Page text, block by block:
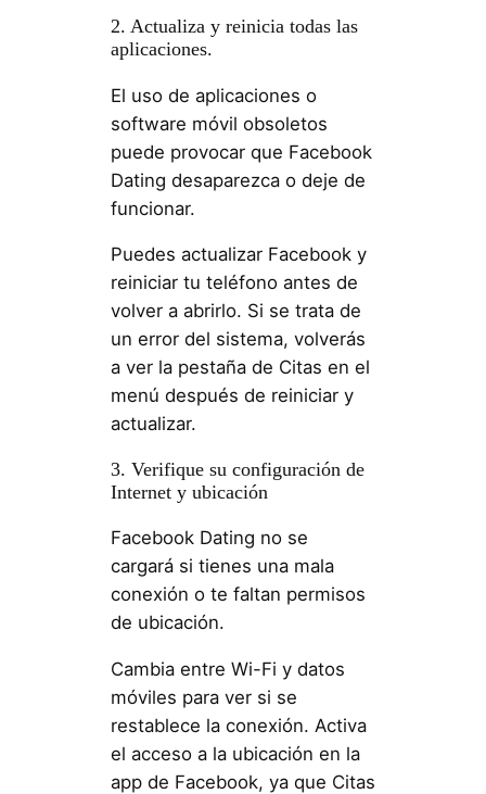
2. Actualiza y reinicia todas las
aplicaciones.
El uso de aplicaciones o
software móvil obsoletos
puede provocar que Facebook
Dating desaparezca o deje de
funcionar.
Puedes actualizar Facebook y
reiniciar tu teléfono antes de
volver a abrirlo. Si se trata de
un error del sistema, volverás
a ver la pestaña de Citas en el
menú después de reiniciar y
actualizar.
3. Verifique su configuración de
Internet y ubicación
Facebook Dating no se
cargará si tienes una mala
conexión o te faltan permisos
de ubicación.
Cambia entre Wi-Fi y datos
móviles para ver si se
restablece la conexión. Activa
el acceso a la ubicación en la
app de Facebook, ya que Citas